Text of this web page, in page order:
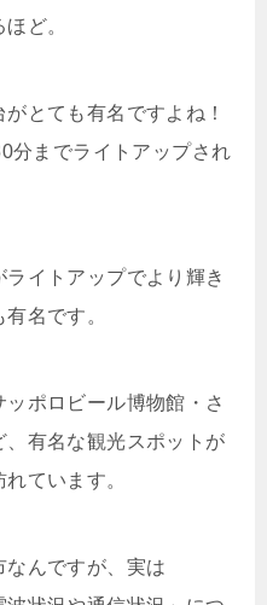
ど。
とても有名ですよね！
分までライトアップされ
イトアップでより輝き
名です。
ポロビール博物館・さ
有名な観光スポットが
ています。
なんですが、実は